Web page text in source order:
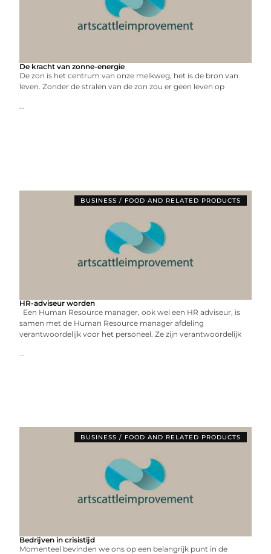
De kracht van zonne-energie
De zon is het centrum van onze melkweg, het is de bron van
leven. Zonder de stralen van de zon zou er geen leven op
...
BUSINESS / FOOD AND RELATED PRODUCTS
HR-adviseur worden
Een Human Resource manager, ook wel een HR adviseur, is
samen met de Human Resource manager afdeling
verantwoordelijk voor het personeel. Ze zijn verantwoordelijk
...
BUSINESS / FOOD AND RELATED PRODUCTS
Bedrijven in crisistijd
Momenteel bevinden we ons op een belangrijk punt in de